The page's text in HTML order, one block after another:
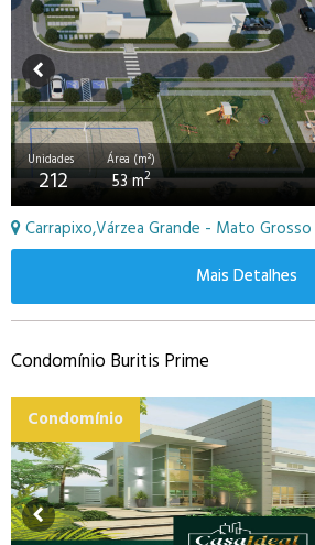
Unidades
212
Área (m²)
53 m2
Carrapixo,Várzea Grande - Mato Grosso
Mais Detalhes
Condomínio Buritis Prime
Condomínio